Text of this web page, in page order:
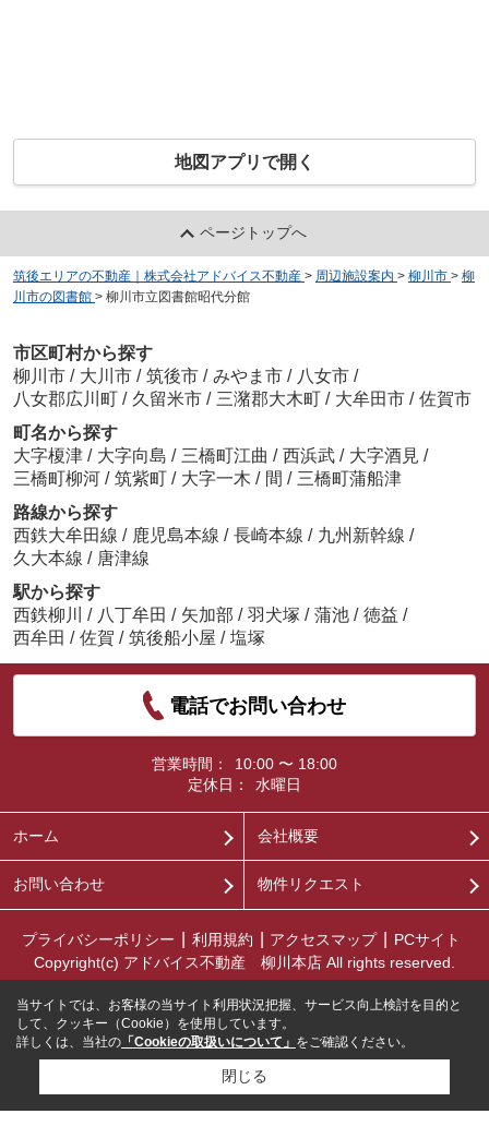
地図アプリで開く
ページトップへ
筑後エリアの不動産｜株式会社アドバイス不動産 > 周辺施設案内 > 柳川市 > 柳
川市の図書館 > 柳川市立図書館昭代分館
市区町村から探す
柳川市 / 大川市 / 筑後市 / みやま市 / 八女市 /
八女郡広川町 / 久留米市 / 三潴郡大木町 / 大牟田市 / 佐賀市
町名から探す
大字榎津 / 大字向島 / 三橋町江曲 / 西浜武 / 大字酒見 /
三橋町柳河 / 筑紫町 / 大字一木 / 間 / 三橋町蒲船津
路線から探す
西鉄大牟田線 / 鹿児島本線 / 長崎本線 / 九州新幹線 /
久大本線 / 唐津線
駅から探す
西鉄柳川
/ 八丁牟田 / 矢加部 / 羽犬塚 / 蒲池 / 徳益 /
西牟田 / 佐賀 / 筑後船小屋 / 塩塚
電話でお問い合わせ
営業時間：
10:00 〜 18:00
定休日：
水曜日
ホーム 会社概要
お問い合わせ 物件リクエスト
プライバシーポリシー 利用規約 アクセスマップ
PCサイト
Copyright(c) アドバイス不動産 柳川本店 All rights reserved.
当サイトでは、お客様の当サイト利用状況把握、サービス向上検討を目的と
して、クッキー（Cookie）を使用しています。
詳しくは、当社の 「Cookieの取扱いについて」 をご確認ください。
閉じる